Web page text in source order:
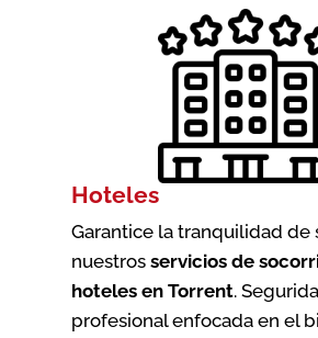
Hoteles
Garantice la tranquilidad de
nuestros servicios de
hoteles en Torrent.
profesional enfocada en el